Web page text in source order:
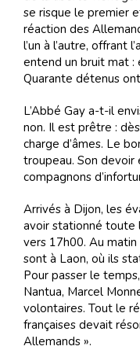
se risque le premier
réaction des
l’un à l’autre, offrant
entend un bruit mat :
Quarante détenus
L’Abbé Gay a-t-il
non. Il est prêtre :
charge d’âmes. Le
troupeau. Son
compagnons
Arrivés à Dijon, les
avoir stationné toute
vers 17h00. Au
sont à Laon, où ils
Pour passer le
Nantua, Marcel
volontaires. Tout le
françaises devait
Allemands ».